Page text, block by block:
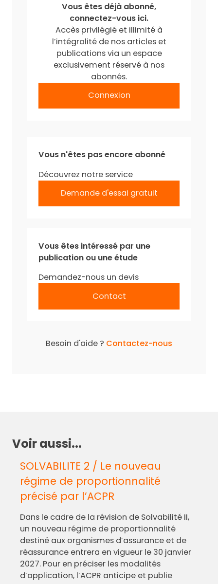
Vous êtes déjà abonné,
connectez-vous ici.
Accès privilégié et illimité à
l’intégralité de nos articles et
publications via un espace
exclusivement réservé à nos
abonnés.
Connexion
Vous n'êtes pas encore abonné
Découvrez notre service
Demande d'essai gratuit
Vous êtes intéressé par une
publication ou une étude
Demandez-nous un devis
Contact
Besoin d'aide ? Contactez-nous
Voir aussi...
SOLVABILITE 2 / Le nouveau
régime de proportionnalité
précisé par l’ACPR
Dans le cadre de la révision de Solvabilité II,
un nouveau régime de proportionnalité
destiné aux organismes d’assurance et de
réassurance entrera en vigueur le 30 janvier
2027. Pour en préciser les modalités
d’application, l’ACPR anticipe et publie